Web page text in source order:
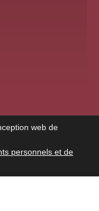
web de
personnels et de